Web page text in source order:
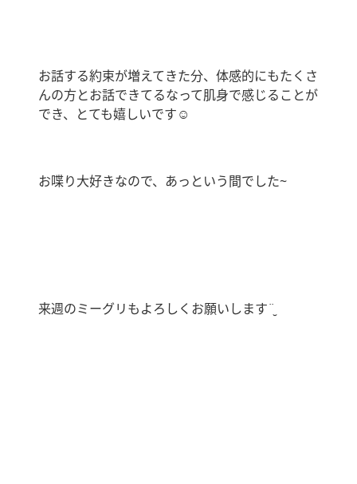
お話する約束が増えてきた分、体感的にもたくさ
んの方とお話できてるなって肌身で感じることが
でき、とても嬉しいです☺︎
お喋り大好きなので、あっという間でした~
来週のミーグリもよろしくお願いします¨̮